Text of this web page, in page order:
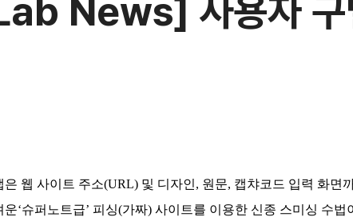
News] 사용자 구
은 웹 사이트 주소(URL) 및 디자인, 원문, 캡챠코드 입력 화면
운‘슈퍼노트급’ 피싱(가짜) 사이트를 이용한 신종 스미싱 수